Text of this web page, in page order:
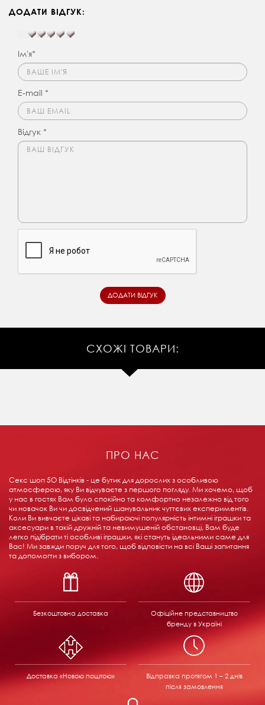
ДОДАТИ ВІДГУК:
Ім'я*
E-mail *
Відгук *
СХОЖІ ТОВАРИ:
ПРО НАС
Секс шоп 5О Відтінків - це бутик для дорослих з особливою
атмосферою, яку Ви відчуваєте з першого погляду. Ми хочемо, щоб
у нас в гостях Вам було спокійно та комфортно незалежно від того
чи новачок Ви чи досвідчений шанувальник чуттєвих експериментів.
Коли Ви вивчаєте цікаві та набираючі популярність інтимні іграшки та
аксесуари в такій дружній та невимушеній обстановці, Вам буде
легко підібрати ті особливі іграшки, які стануть ідеальними саме для
Вас! Ми завжди поруч для того, щоб відповісти на всі Ваші запитання
та допомогти з вибором.
Безкоштовна доставка
Офіційне представництво
бренду в Україні
Доставка «Новою поштою» Відправка протягом 1 – 2 днів
після замовлення